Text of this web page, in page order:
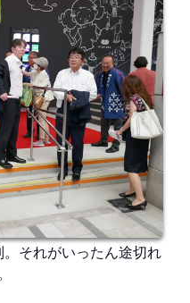
それがいったん途切れ